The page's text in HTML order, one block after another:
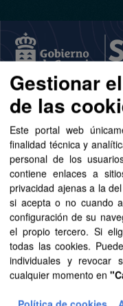
Conjuntos de
Ordenar por
1 conjunto
Formatos:
Sector público
Gestionar
de las
Este portal web
finalidad técnica y
personal de los
contiene enlaces a
privacidad ajenas a la del
si acepta o no cuando
configuración de su
el propio tercero. Si
todas las cookies.
individuales y revocar
cualquier momento en